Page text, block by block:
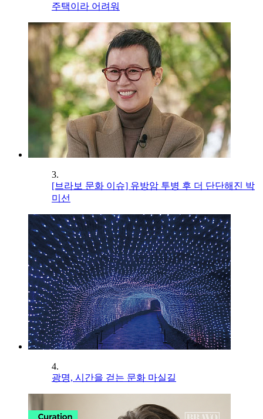
주택이라 어려워
3.
[브라보 문화 이슈] 유방암 투병 후 더 단단해진 박
미선
4.
광명, 시간을 걷는 문화 마실길